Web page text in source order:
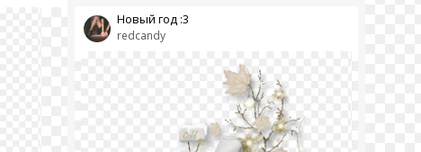
redcandy
Новый год :3